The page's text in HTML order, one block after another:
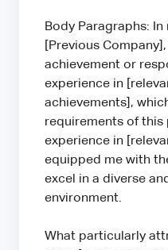
Body Paragraphs:
[Previous
achievement or
experience in
achievements],
requirements of this
experience in
equipped me with
excel in a diverse
environment.
What particularly